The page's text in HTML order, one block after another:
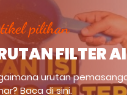
pilihan
FILTER
urutan
Baca di sini.